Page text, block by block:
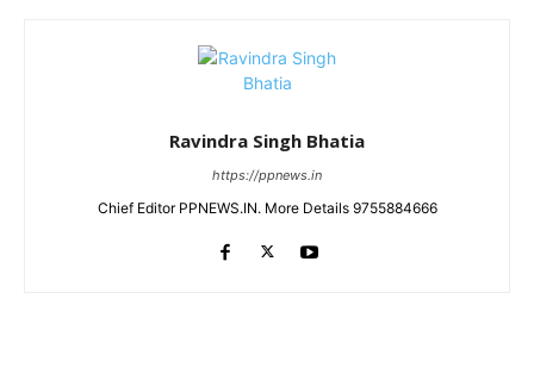
Ravindra Singh Bhatia
https://ppnews.in
Chief Editor PPNEWS.IN. More Details 9755884666